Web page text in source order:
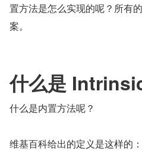
置方法是怎么实现的呢？所有
案。
什么是
什么是内置方法呢？
维基百科给出的定义是这样的：